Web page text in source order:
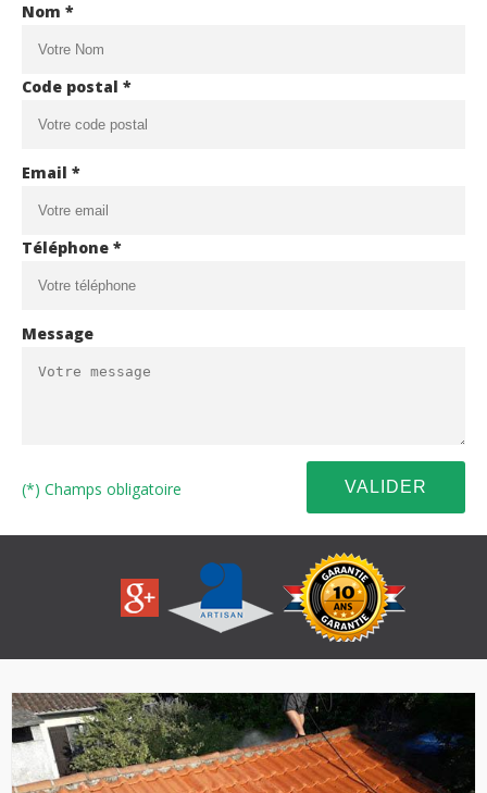
Nom *
Code postal *
Email *
Téléphone *
Message
(*) Champs obligatoire